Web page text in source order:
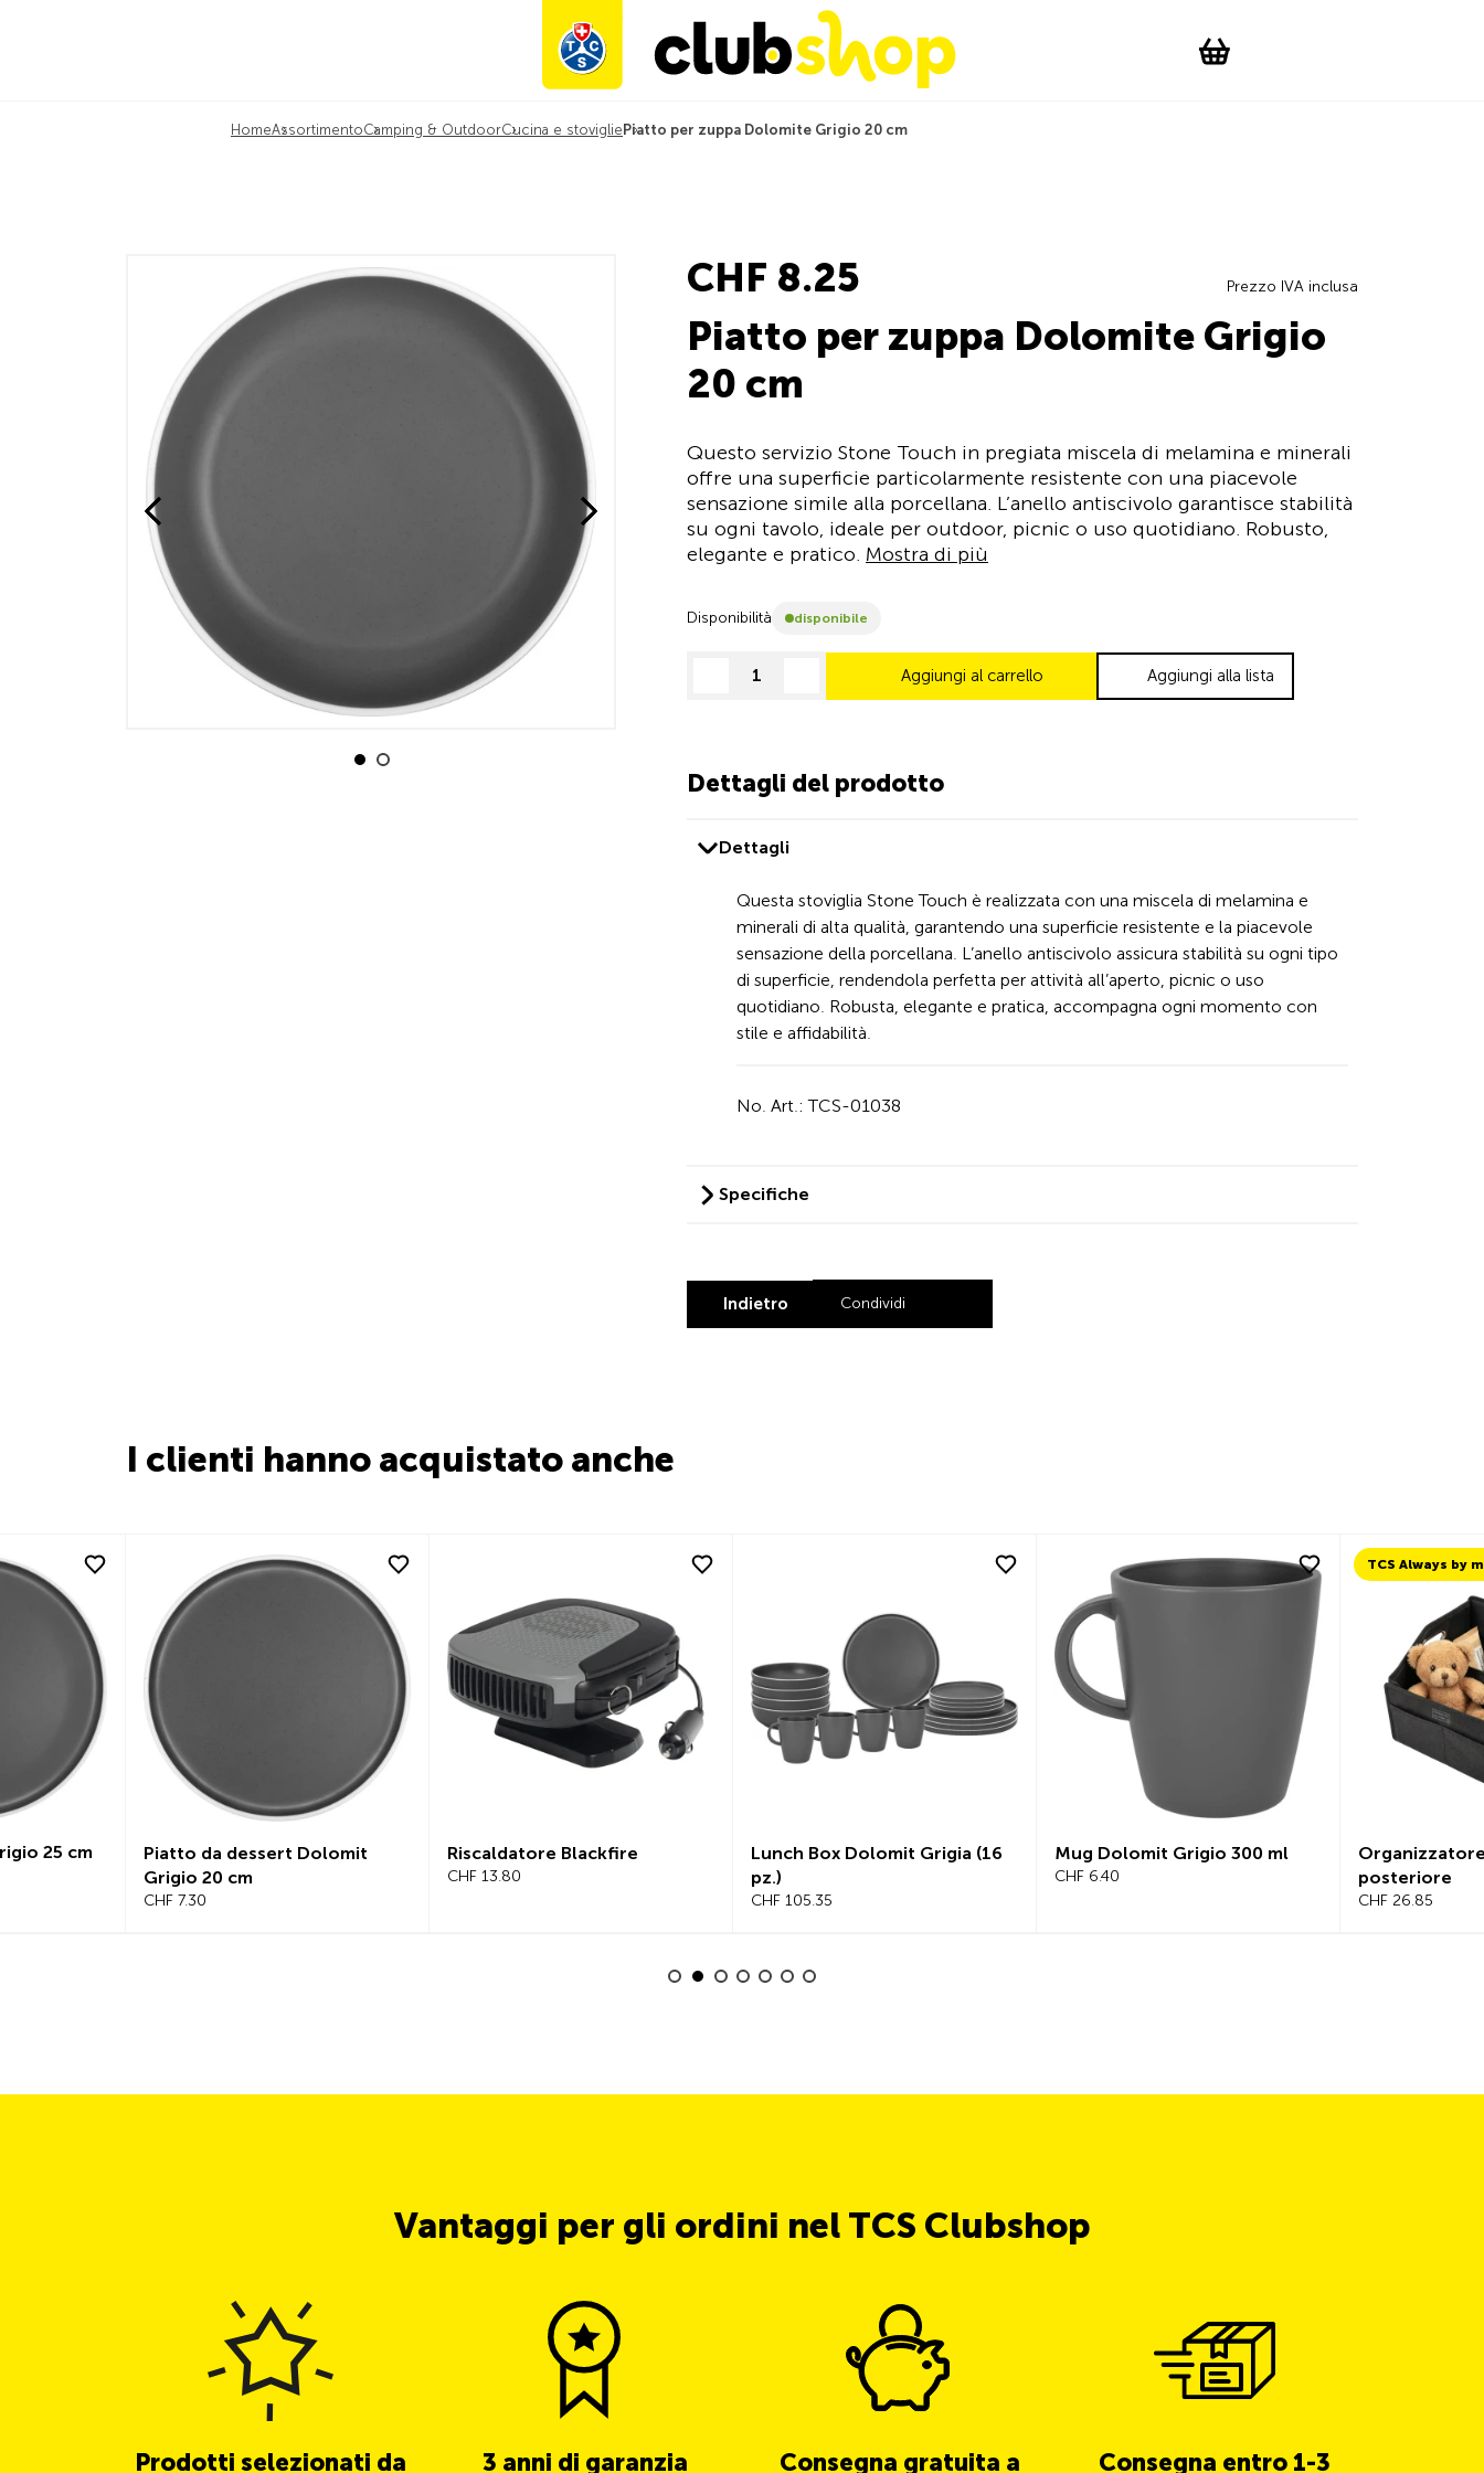
WishList
HomeAssortimentoCamping & OutdoorCucina e stoviglie Piatto per zuppa Dolomite Grigio 20 cm
CHF 8.25 Prezzo IVA inclusa
Piatto per zuppa Dolomite Grigio
20 cm
Questo servizio Stone Touch in pregiata miscela di melamina e minerali
offre una superficie particolarmente resistente con una piacevole
sensazione simile alla porcellana. L’anello antiscivolo garantisce stabilità
su ogni tavolo, ideale per outdoor, picnic o uso quotidiano. Robusto,
elegante e pratico. Mostra di più
Disponibilità disponibile
decrease quantityincrease quantity
Aggiungi al carrello Aggiungi alla lista
Dettagli del prodotto
Dettagli
Questa stoviglia Stone Touch è realizzata con una miscela di melamina e
minerali di alta qualità, garantendo una superficie resistente e la piacevole
sensazione della porcellana. L’anello antiscivolo assicura stabilità su ogni tipo
di superficie, rendendola perfetta per attività all’aperto, picnic o uso
quotidiano. Robusta, elegante e pratica, accompagna ogni momento con
stile e affidabilità.
No. Art.: TCS-01038
Specifiche
Indietro Condividi
I clienti hanno acquistato anche
25 cm
Piatto da dessert Dolomit
Grigio 20 cm
CHF 7.30
Riscaldatore Blackfire
CHF 13.80
Lunch Box Dolomit Grigia (16
pz.)
CHF 105.35
Mug Dolomit Grigio 300 ml
CHF 6.40
Organizzatore
posteriore
CHF 26.85
Vantaggi per gli ordini nel TCS Clubshop
Prodotti selezionati da
3 anni di garanzia
Consegna gratuita a
Consegna entro 1-3